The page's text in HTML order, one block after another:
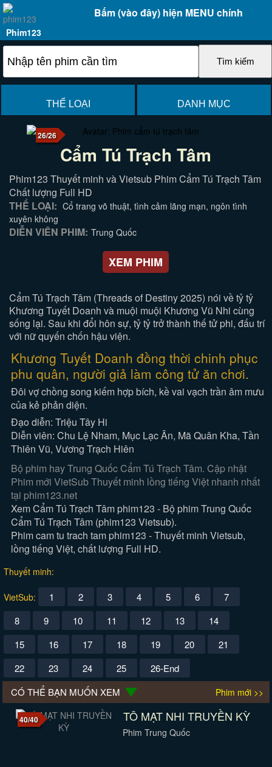
Bấm (vào đây) hiện MENU chính
Phim123
THỂ LOẠI DANH MỤC
26/26
Cẩm Tú Trạch Tâm
Phim123 Thuyết minh và Vietsub Phim Cẩm Tú Trạch Tâm
Chất lượng Full HD
THỂ LOẠI: Cổ trang võ thuật, tình cảm lãng mạn, ngôn tình
xuyên không
DIỄN VIÊN PHIM: Trung Quốc
XEM PHIM
Cẩm Tú Trạch Tâm (Threads of Destiny 2025) nói về tỷ tỷ
Khương Tuyết Doanh và muội muội Khương Vũ Nhi cùng
sống lại. Sau khi đổi hôn sự, tỷ tỷ trở thành thế tử phi, đấu trí
với nữ quyến chốn hậu viện.
Khương Tuyết Doanh đồng thời chinh phục
phu quân, người giả làm công tử ăn chơi.
Đôi vợ chồng song kiếm hợp bích, kề vai vạch trần âm mưu
của kẻ phản diện.
Đạo diễn: Triệu Tây Hi
Diễn viên: Chu Lệ Nham, Mục Lạc Ân, Mã Quân Kha, Tần
Thiên Vũ, Vương Trạch Hiên
Bộ phim hay Trung Quốc Cẩm Tú Trạch Tâm. Cập nhật
Phim mới VietSub Thuyết minh lồng tiếng Việt nhanh nhất
tại phim123.net
Xem Cẩm Tú Trạch Tâm phim123 - Bộ phim Trung Quốc
Cẩm Tú Trạch Tâm (phim123 Vietsub).
Phim cam tu trach tam phim123 - Thuyết minh Vietsub,
lồng tiếng Việt, chất lượng Full HD.
Thuyết minh:
VietSub: 1 2 3 4 5 6
7
8
9 10 11 12 13
14
15
16 17 18 19 20
21
22
23 24 25
26-End
CÓ THỂ BẠN MUỐN XEM
Phim mới >>
40/40 TÔ MẠT NHI TRUYỀN KỲ
Phim Trung Quốc